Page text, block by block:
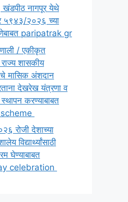
खंडपीठ नागपूर येथे
५९४३/२०२६ च्या
paripatrak gr
/ एकीकृत
राज्य शासकीय
मासिक अंशदान
देखरेख यंत्रणा व
करण्याबाबत
रोजी देशाच्या
विद्यार्थ्यांसाठी
घेण्याबाबत
celebration